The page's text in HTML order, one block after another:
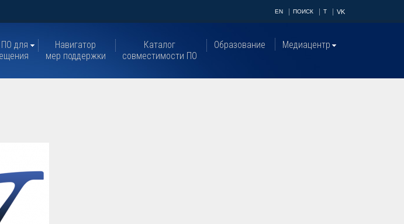
EN ПОИСК T VK
для
Навигатор
мер поддержки
Каталог
совместимости ПО
Образование Медиацентр